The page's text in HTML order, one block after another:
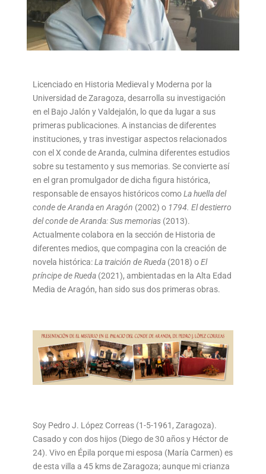
Licenciado en Historia Medieval y Moderna por la
Universidad de Zaragoza, desarrolla su investigación
en el Bajo Jalón y Valdejalón, lo que da lugar a sus
primeras publicaciones. A instancias de diferentes
instituciones, y tras investigar aspectos relacionados
con el X conde de Aranda, culmina diferentes estudios
sobre su testamento y sus memorias. Se convierte así
en el gran promulgador de dicha figura histórica,
responsable de ensayos históricos comoLa huella del
conde de Aranda en Aragón (2002) o 1794. El destierro
del conde de Aranda: Sus memorias(2013).
Actualmente colabora en la sección de Historia de
diferentes medios, que compagina con la creación de
novela histórica:La traición de Rueda(2018) oEl
príncipe de Rueda(2021), ambientadas en la Alta Edad
Media de Aragón, han sido sus dos primeras obras.
Soy Pedro J. López Correas (1-5-1961, Zaragoza).
Casado y con dos hijos (Diego de 30 años y Héctor de
24). Vivo en Épila porque mi esposa (María Carmen) es
de esta villa a 45 kms de Zaragoza; aunque mi crianza